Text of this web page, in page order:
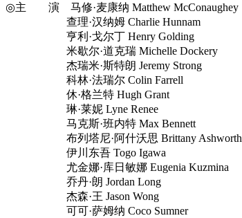
◎主 演 马修·麦康纳 Matthew McConaughey
查理·汉纳姆 Charlie Hunnam
亨利·戈尔丁 Henry Golding
米歇尔·道克瑞 Michelle Dockery
杰瑞米·斯特朗 Jeremy Strong
科林·法瑞尔 Colin Farrell
休·格兰特 Hugh Grant
琳·莱妮 Lyne Renee
马克斯·班内特 Max Bennett
布列塔尼·阿什沃思 Brittany Ashworth
伊川东吾 Togo Igawa
尤金娜·库日敏娜 Eugenia Kuzmina
乔丹·朗 Jordan Long
杰森·王 Jason Wong
可可·萨姆纳 Coco Sumner